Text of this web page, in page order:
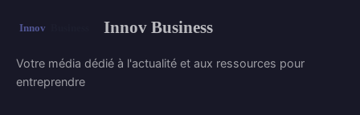
Innov Business
Votre média dédié à l'actualité et aux ressources pour
entreprendre